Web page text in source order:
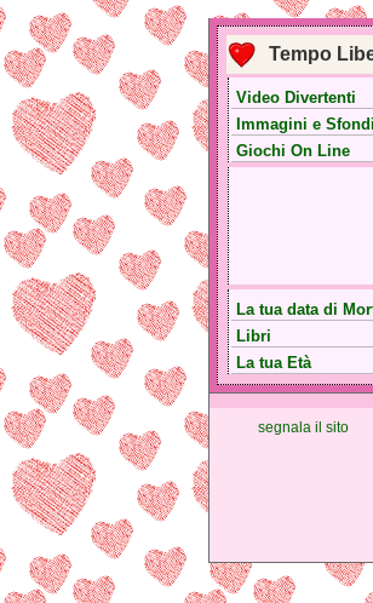
Tempo
Video Divertenti
Immagini e Sfondi
Giochi On Line
La tua data di
Libri
La tua Età
segnala il sito